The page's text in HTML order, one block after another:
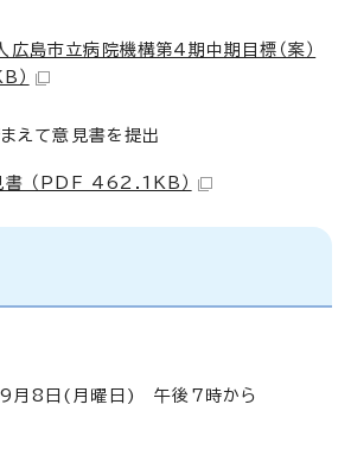
広島市立病院機構第4期中期目標（案）
）
えて意見書を提出
（PDF 462.1KB）
8日(月曜日) 午後7時から